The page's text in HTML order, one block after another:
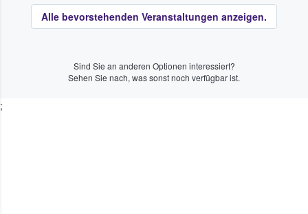
Alle bevorstehenden Veranstaltungen anzeigen.
Sind Sie an anderen Optionen interessiert?
Sehen Sie nach, was sonst noch verfügbar ist.
;